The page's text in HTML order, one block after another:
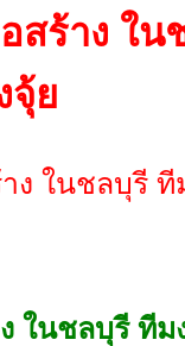
สร้าง ใ
จุ้ย
ในชลบุรี ที